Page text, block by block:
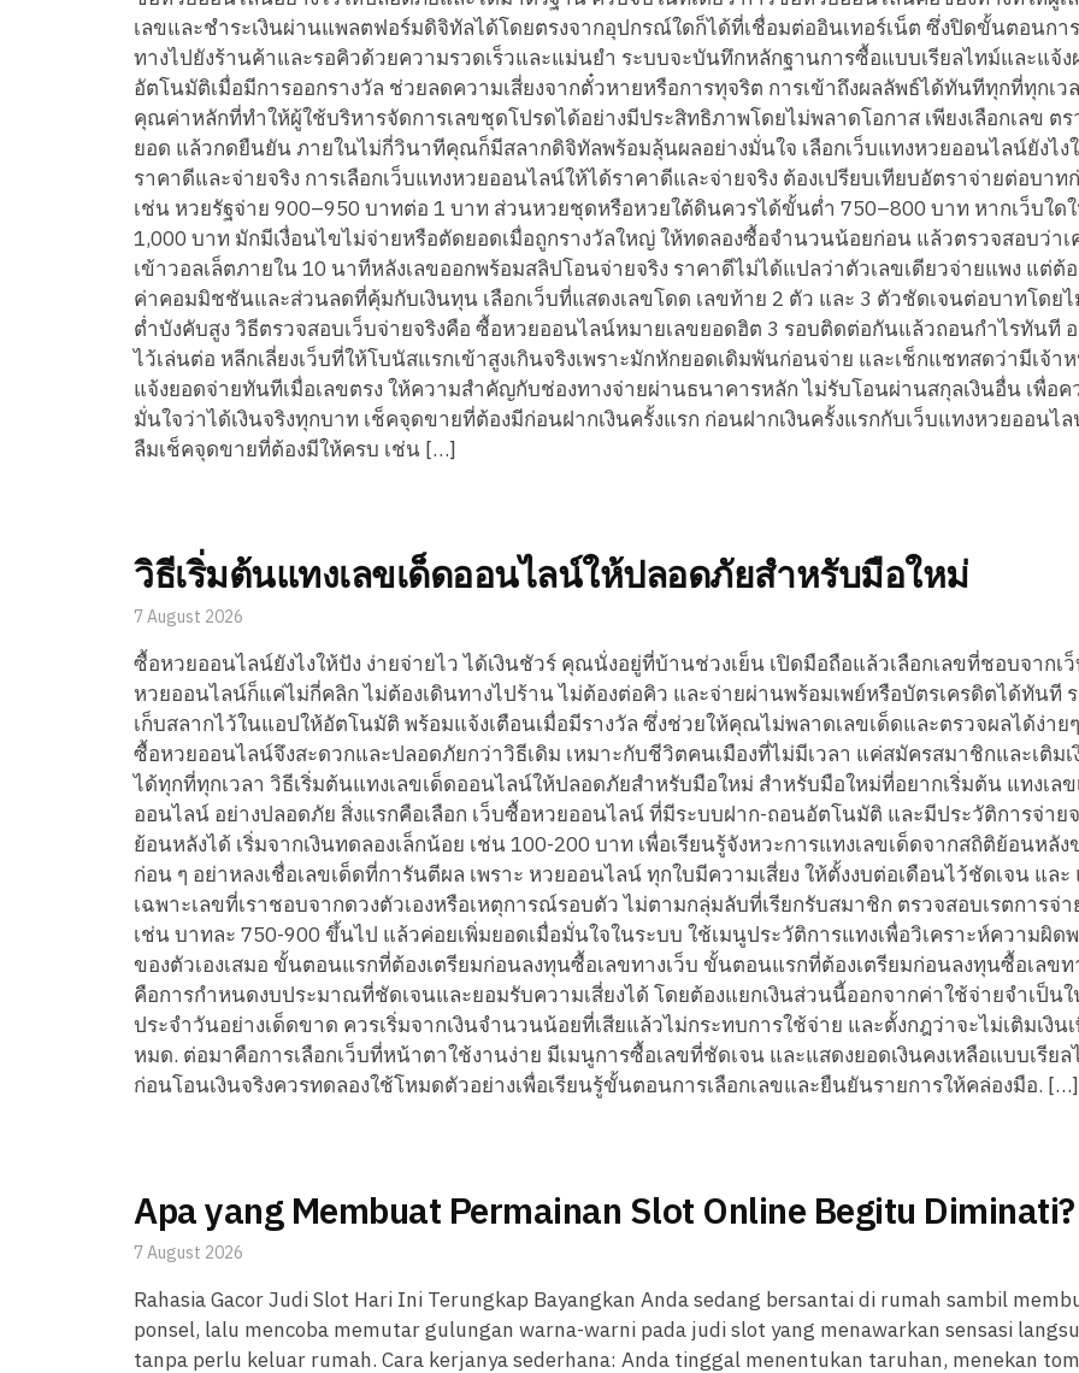
เลขและชำระเงินผ่านแพลตฟอร์มดิจิทัลได้โดยตรงจากอุปกรณ์ใดก็ได้ที่เชื่อมต่ออินเทอร์เน็ต ซึ่งปิดขั้นตอนกา
ทางไปยังร้านค้าและรอคิวด้วยความรวดเร็วและแม่นยำ ระบบจะบันทึกหลักฐานการซื้อแบบเรียลไทม์และแจ้ง
อัตโนมัติเมื่อมีการออกรางวัล ช่วยลดความเสี่ยงจากตั๋วหายหรือการทุจริต การเข้าถึงผลลัพธ์ได้ทันทีทุกที่ทุกเว
คุณค่าหลักที่ทำให้ผู้ใช้บริหารจัดการเลขชุดโปรดได้อย่างมีประสิทธิภาพโดยไม่พลาดโอกาส เพียงเลือกเลข ตร
ยอด แล้วกดยืนยัน ภายในไม่กี่วินาทีคุณก็มีสลากดิจิทัลพร้อมลุ้นผลอย่างมั่นใจ เลือกเว็บแทงหวยออนไลน์ยังไง
ราคาดีและจ่ายจริง การเลือกเว็บแทงหวยออนไลน์ให้ได้ราคาดีและจ่ายจริง ต้องเปรียบเทียบอัตราจ่ายต่อบาท
เช่น หวยรัฐจ่าย 900–950 บาทต่อ 1 บาท ส่วนหวยชุดหรือหวยใต้ดินควรได้ขั้นต่ำ 750–800 บาท หากเว็บใดใ
1,000 บาท มักมีเงื่อนไขไม่จ่ายหรือตัดยอดเมื่อถูกรางวัลใหญ่ ให้ทดลองซื้อจำนวนน้อยก่อน แล้วตรวจสอบว่าเ
เข้าวอลเล็ตภายใน 10 นาทีหลังเลขออกพร้อมสลิปโอนจ่ายจริง ราคาดีไม่ได้แปลว่าตัวเลขเดียวจ่ายแพง แต่ต้
ค่าคอมมิชชันและส่วนลดที่คุ้มกับเงินทุน เลือกเว็บที่แสดงเลขโดด เลขท้าย 2 ตัว และ 3 ตัวชัดเจนต่อบาทโดย
ต่ำบังคับสูง วิธีตรวจสอบเว็บจ่ายจริงคือ ซื้อหวยออนไลน์หมายเลขยอดฮิต 3 รอบติดต่อกันแล้วถอนกำไรทันที อ
ไว้เล่นต่อ หลีกเลี่ยงเว็บที่ให้โบนัสแรกเข้าสูงเกินจริงเพราะมักหักยอดเดิมพันก่อนจ่าย และเช็กแชทสดว่ามีเจ้า
แจ้งยอดจ่ายทันทีเมื่อเลขตรง ให้ความสำคัญกับช่องทางจ่ายผ่านธนาคารหลัก ไม่รับโอนผ่านสกุลเงินอื่น เพื่อค
มั่นใจว่าได้เงินจริงทุกบาท เช็คจุดขายที่ต้องมีก่อนฝากเงินครั้งแรก ก่อนฝากเงินครั้งแรกกับเว็บแทงหวยออนไล
ลืมเช็คจุดขายที่ต้องมีให้ครบ เช่น […]
วิธีเริ่มต้นแทงเลขเด็ดออนไลน์ให้ปลอดภัยสำหรับมือใหม่
7 August 2026
ซื้อหวยออนไลน์ยังไงให้ปัง ง่ายจ่ายไว ได้เงินชัวร์ คุณนั่งอยู่ที่บ้านช่วงเย็น เปิดมือถือแล้วเลือกเลขที่ชอบจากเ
หวยออนไลน์ก็แค่ไม่กี่คลิก ไม่ต้องเดินทางไปร้าน ไม่ต้องต่อคิว และจ่ายผ่านพร้อมเพย์หรือบัตรเครดิตได้ทันที
เก็บสลากไว้ในแอปให้อัตโนมัติ พร้อมแจ้งเตือนเมื่อมีรางวัล ซึ่งช่วยให้คุณไม่พลาดเลขเด็ดและตรวจผลได้ง่าย
ซื้อหวยออนไลน์จึงสะดวกและปลอดภัยกว่าวิธีเดิม เหมาะกับชีวิตคนเมืองที่ไม่มีเวลา แค่สมัครสมาชิกและเติม
ได้ทุกที่ทุกเวลา วิธีเริ่มต้นแทงเลขเด็ดออนไลน์ให้ปลอดภัยสำหรับมือใหม่ สำหรับมือใหม่ที่อยากเริ่มต้น แทงเลข
ออนไลน์ อย่างปลอดภัย สิ่งแรกคือเลือก เว็บซื้อหวยออนไลน์ ที่มีระบบฝาก-ถอนอัตโนมัติ และมีประวัติการจ่าย
ย้อนหลังได้ เริ่มจากเงินทดลองเล็กน้อย เช่น 100-200 บาท เพื่อเรียนรู้จังหวะการแทงเลขเด็ดจากสถิติย้อนหลัง
ก่อน ๆ อย่าหลงเชื่อเลขเด็ดที่การันตีผล เพราะ หวยออนไลน์ ทุกใบมีความเสี่ยง ให้ตั้งงบต่อเดือนไว้ชัดเจน และ
เฉพาะเลขที่เราชอบจากดวงตัวเองหรือเหตุการณ์รอบตัว ไม่ตามกลุ่มลับที่เรียกรับสมาชิก ตรวจสอบเรตการจ่
เช่น บาทละ 750-900 ขึ้นไป แล้วค่อยเพิ่มยอดเมื่อมั่นใจในระบบ ใช้เมนูประวัติการแทงเพื่อวิเคราะห์ความผิด
ของตัวเองเสมอ ขั้นตอนแรกที่ต้องเตรียมก่อนลงทุนซื้อเลขทางเว็บ ขั้นตอนแรกที่ต้องเตรียมก่อนลงทุนซื้อเลขท
คือการกำหนดงบประมาณที่ชัดเจนและยอมรับความเสี่ยงได้ โดยต้องแยกเงินส่วนนี้ออกจากค่าใช้จ่ายจำเป็น
ประจำวันอย่างเด็ดขาด ควรเริ่มจากเงินจำนวนน้อยที่เสียแล้วไม่กระทบการใช้จ่าย และตั้งกฎว่าจะไม่เติมเงิน
หมด. ต่อมาคือการเลือกเว็บที่หน้าตาใช้งานง่าย มีเมนูการซื้อเลขที่ชัดเจน และแสดงยอดเงินคงเหลือแบบเรียล
ก่อนโอนเงินจริงควรทดลองใช้โหมดตัวอย่างเพื่อเรียนรู้ขั้นตอนการเลือกเลขและยืนยันรายการให้คล่องมือ. […]
Apa yang Membuat Permainan Slot Online Begitu Diminati?
7 August 2026
Rahasia Gacor Judi Slot Hari Ini Terungkap Bayangkan Anda sedang bersantai di rumah sambil
ponsel, lalu mencoba memutar gulungan warna-warni pada judi slot yang menawarkan sensasi
tanpa perlu keluar rumah. Cara kerjanya sederhana: Anda tinggal menentukan taruhan, menekan